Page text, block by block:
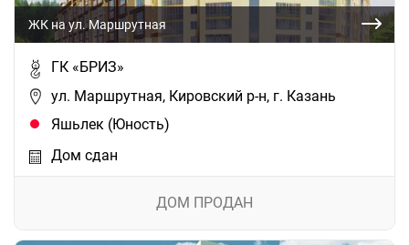
ЖК на ул. Маршрутная
ГК «БРИЗ»
ул. Маршрутная, Кировский р-н, г. Казань
Яшьлек (Юность)
Дом сдан
ДОМ ПРОДАН